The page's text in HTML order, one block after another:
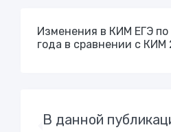
Изменения в КИМ ЕГЭ
года в сравнении с КИМ
В данной